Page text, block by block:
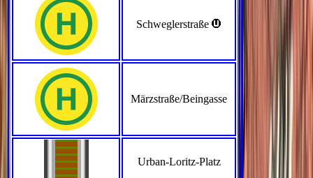
Schweglerstraße >
Märzstraße/Beingasse
Urban-Loritz-Platz